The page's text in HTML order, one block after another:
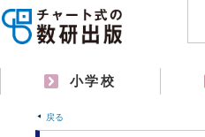
小学校
戻る